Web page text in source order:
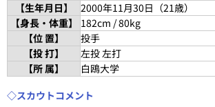
【生年月日】
2000年11月30日（21歳）
【身長・体重】
182cm / 80kg
【位 置】
投手
【投 打】
左投 左打
【所 属】
白鴎大学
◇スカウトコメント